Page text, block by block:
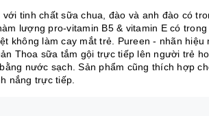
tinh chất sữa chua, đào và anh đào có
lượng pro-vitamin B5 & vitamin E có
không làm cay mắt trẻ. Pureen - nhãn hiệu
Thoa sữa tắm gội trực tiếp lên người trẻ
nước sạch. Sản phẩm cũng thích hợp
nắng trực tiếp.